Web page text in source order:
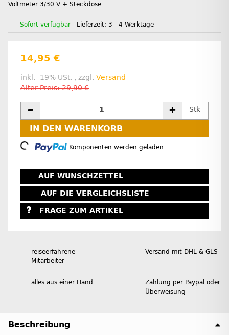
Voltmeter 3/30 V + Steckdose
Sofort verfügbar Lieferzeit: 3 - 4 Werktage
14,95 €
inkl. 19% USt. , zzgl. Versand
Alter Preis: 29,90 €
Stk
IN DEN WARENKORB
Loading... Komponenten werden geladen ...
AUF WUNSCHZETTEL
AUF DIE VERGLEICHSLISTE
FRAGE ZUM ARTIKEL
reiseerfahrene
Mitarbeiter
Versand mit DHL & GLS
alles aus einer Hand
Zahlung per Paypal oder
Überweisung
Beschreibung